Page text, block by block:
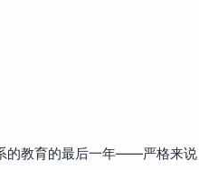
的教育的最后一年——严格来说